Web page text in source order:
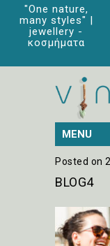
"One nature,
many styles" |
jewellery -
κοσμήματα
MENU
Posted on
BLOG4